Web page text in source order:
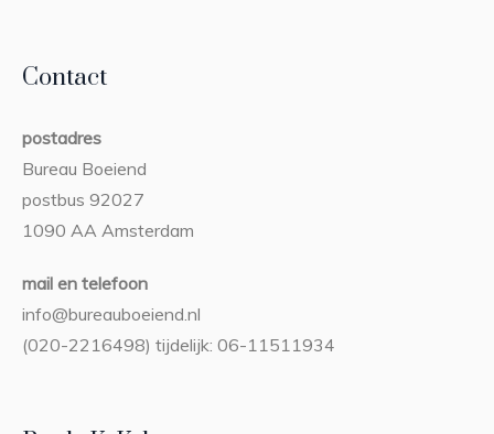
Contact
postadres
Bureau Boeiend
postbus 92027
1090 AA Amsterdam
mail en telefoon
info@bureauboeiend.nl
(020-2216498) tijdelijk: 06-11511934